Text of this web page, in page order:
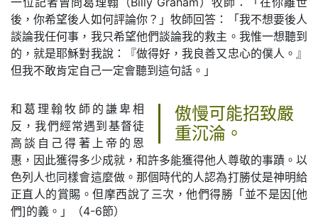
後，你希望後人如何評論你？」牧師回答：「我不想要後人
談論我任何事，我只希望他們談論我的救主。我惟一想聽到
的，就是耶穌對我說：『做得好，我良善又忠心的僕人。』
但我不敢肯定自己一定會聽到這句話。」
傲慢可能招致嚴
重沉淪。
和葛理翰牧師的謙卑相
反，我們經常遇到基督徒
高談自己得著上帝的恩
惠，因此獲得多少成就，和許多能獲得他人尊敬的事蹟。以
色列人也同樣會這麼做。那個時代的人認為打勝仗是神明給
正直人的賞賜。但摩西說了三次，他們得勝「並不是因[他
們]的義。」（4-6節）